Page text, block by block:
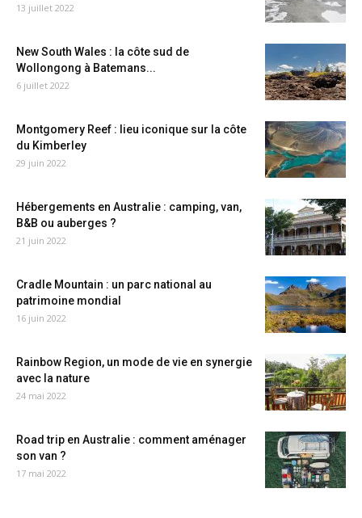
13 juillet 2022
New South Wales : la côte sud de
Wollongong à Batemans...
6 juillet 2022
Montgomery Reef : lieu iconique sur la côte
du Kimberley
29 juin 2022
Hébergements en Australie : camping, van,
B&B ou auberges ?
21 juin 2022
Cradle Mountain : un parc national au
patrimoine mondial
16 juin 2022
Rainbow Region, un mode de vie en synergie
avec la nature
24 mai 2022
Road trip en Australie : comment aménager
son van ?
17 mai 2022